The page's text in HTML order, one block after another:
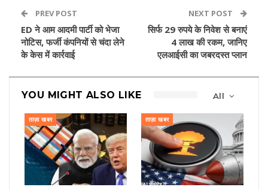
PREV POST
ED ने आम आदमी पार्टी को भेजा
नोटिस, फर्जी कंपनियों से चंदा लेने
के केस में कार्रवाई
NEXT POST
सिर्फ 29 रुपये के निवेश से बनाएं
4 लाख की रकम, जानिए
एलआईसी का जबरदस्त प्लान
All
YOU MIGHT ALSO LIKE
ताज़ा खबर ताज़ा खबर